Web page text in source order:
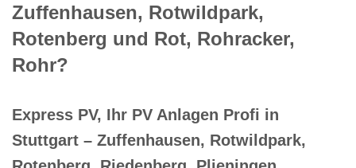
Zuffenhausen, Rotwildpark,
Rotenberg und Rot, Rohracker,
Rohr?
Express PV, Ihr PV Anlagen Profi in
Stuttgart – Zuffenhausen, Rotwildpark,